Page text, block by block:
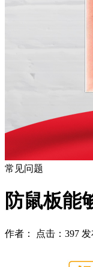
常见问题
防鼠板能
作者： 点击：397